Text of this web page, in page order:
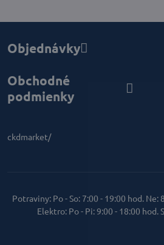
Objednávky
Obchodné
podmienky
ckdmarket/
Potraviny: Po - So: 7:00 - 19:00 hod. Ne:
Elektro: Po - Pi: 9:00 - 18:00 hod.